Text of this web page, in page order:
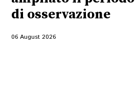
di osservazione
06 August 2026